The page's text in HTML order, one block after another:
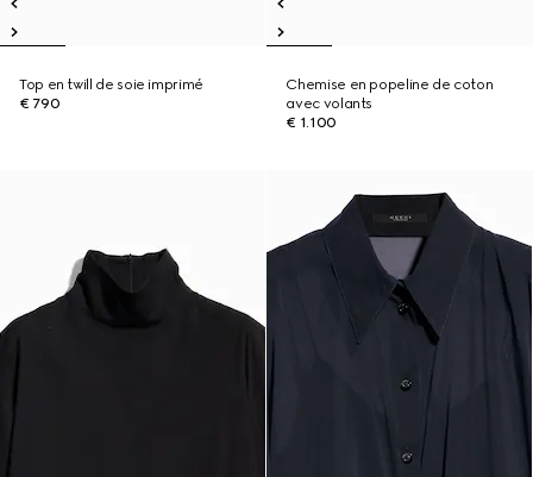
Top en twill de soie imprimé
€ 790
Chemise en popeline de coton
avec volants
€ 1.100